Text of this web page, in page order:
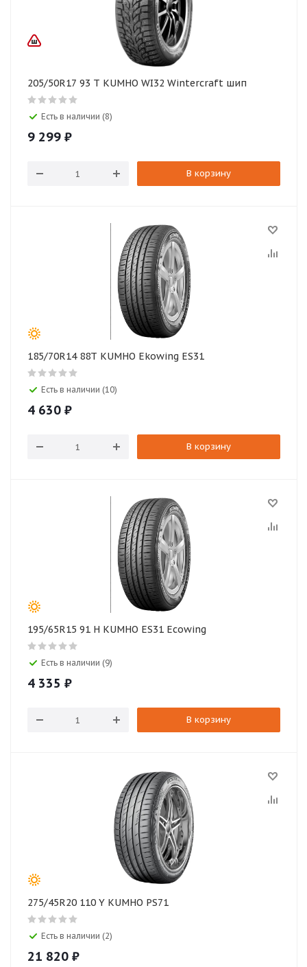
205/50R17 93 T KUMHO WI32 Wintercraft шип
Есть в наличии (8)
9 299 ₽
В корзину
185/70R14 88T KUMHO Ekowing ES31
Есть в наличии (10)
4 630 ₽
В корзину
195/65R15 91 H KUMHO ES31 Ecowing
Есть в наличии (9)
4 335 ₽
В корзину
275/45R20 110 Y KUMHO PS71
Есть в наличии (2)
21 820 ₽